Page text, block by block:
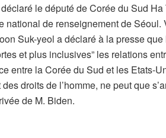
le député de Corée du Sud
national de renseignement de Séoul.
Suk-yeol a déclaré à la presse
et plus inclusives” les relations
entre la Corée du Sud et les Etats-
droits de l’homme, ne peut que
de M. Biden.